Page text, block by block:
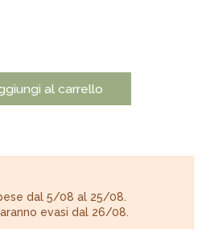
al carrello
dal 5/08 al 25/08.
evasi dal 26/08.